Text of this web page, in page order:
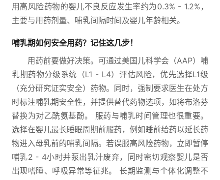
用高风险药物的婴儿不良反应发生率约为0.3% - 1.2%，
主要与用药剂量、哺乳间隔时间及婴儿年龄相关。
哺乳期如何安全用药？记住这几步！
用药前要做好决策。可通过美国儿科学会（AAP）哺
乳期药物分级系统（L1 - L4）评估风险，优先选择L1级
（充分研究证实安全）药物。同时，强制要求医生在处方
时标注哺乳期安全性，并提供替代药物选项，如将布洛芬
替换为对乙酰氨基酚。 服药与哺乳时间管理也很重要。
选择在婴儿最长睡眠周期前服药，例如睡前给药以延长药
物进入母乳前的哺乳间隔。若误服高风险药物，立即暂停
哺乳2 - 4小时并泵出乳汁废弃，同时密切观察婴儿是否
出现嗜睡、呼吸异常等征兆。 长期监测与个体化调整不